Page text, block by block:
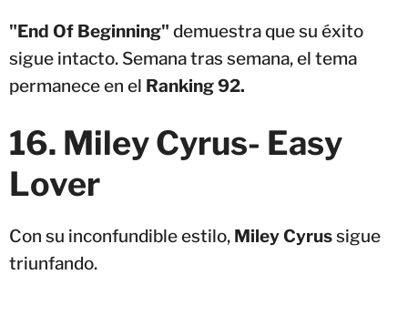
"End Of Beginning" demuestra que su éxito
sigue intacto. Semana tras semana, el tema
permanece en el Ranking 92.
16. Miley Cyrus- Easy
Lover
Con su inconfundible estilo, Miley Cyrussigue
triunfando.